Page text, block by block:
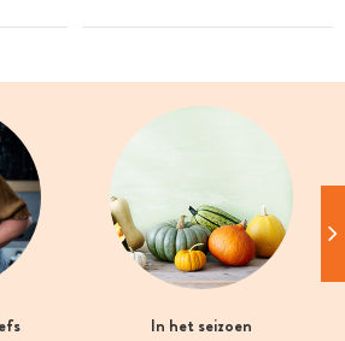
In het seizoen